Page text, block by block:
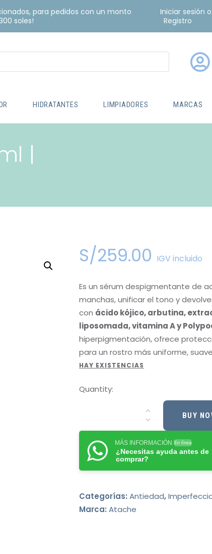
para pedidos con un monto
soles!
Iniciar sesión o
Registro
HIDRATANTES LIMPIADORES MARCAS
|
S/259.00 IGV incluido
Es un sérum despigmentante de
manchas, unificar el tono y
con ácido kójico, arbutina,
liposomada, vitamina A y
hiperpigmentación, ofrece
para un rostro más uniforme,
HAY EXISTENCIAS
Quantity:
BUY
MÁS INFORMACIÓN En línea
¿Necesitas ayuda antes de
comprar?
Categorías:Antiedad,
Marca:Atache